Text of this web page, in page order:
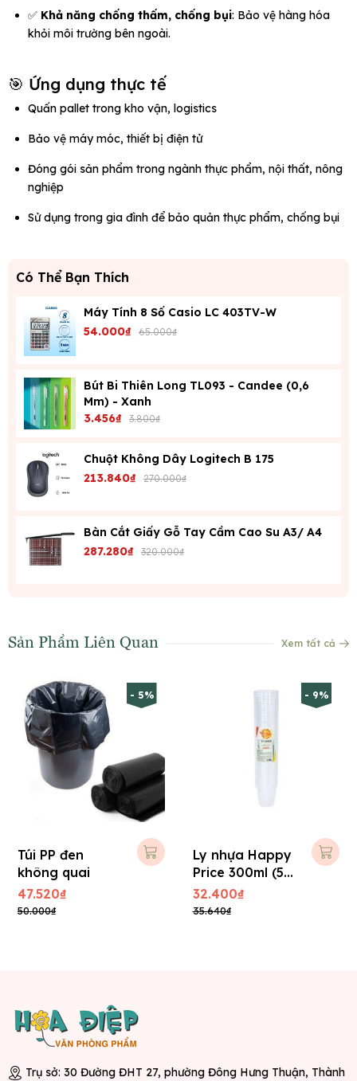
✅ Khả năng chống thấm, chống bụi: Bảo vệ hàng hóa
khỏi môi trường bên ngoài.
🎯 Ứng dụng thực tế
Quấn pallet trong kho vận, logistics
Bảo vệ máy móc, thiết bị điện tử
Đóng gói sản phẩm trong ngành thực phẩm, nội thất, nông
nghiệp
Sử dụng trong gia đình để bảo quản thực phẩm, chống bụi
Có Thể Bạn Thích
Máy Tính 8 Số Casio LC 403TV-W
54.000₫ 65.000₫
Bút Bi Thiên Long TL093 - Candee (0,6
Mm) - Xanh
3.456₫ 3.800₫
Chuột Không Dây Logitech B 175
213.840₫ 270.000₫
Bàn Cắt Giấy Gỗ Tay Cầm Cao Su A3/ A4
287.280₫ 320.000₫
Sản Phẩm Liên Quan Xem tất cả
- 5%
Túi PP đen
không quai
47.520₫
50.000₫
- 9%
Ly nhựa Happy
Price 300ml (50
cái/ cây)
32.400₫
35.640₫
Trụ sở: 30 Đường ĐHT 27, phường Đông Hưng Thuận, Thành